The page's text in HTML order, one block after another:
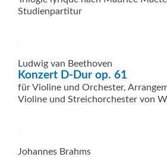
Studienpartitur
Ludwig van Beethoven
Konzert D-Dur op. 61
für Violine und Orchester,
Violine und Streichorchester von
Johannes Brahms